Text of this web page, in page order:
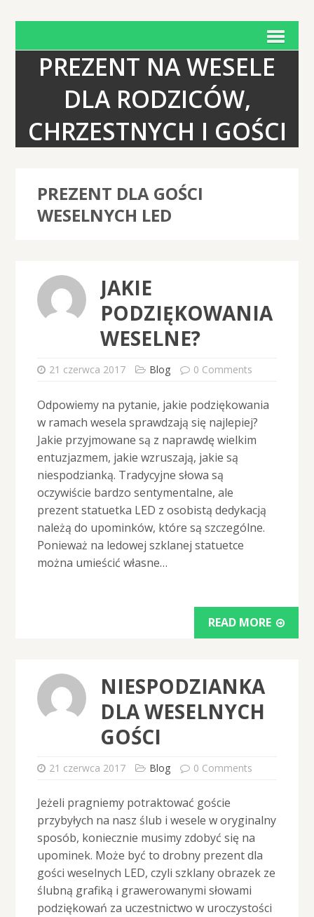
PREZENT NA WESELE
DLA RODZICÓW,
CHRZESTNYCH I GOŚCI
PREZENT DLA GOŚCI
WESELNYCH LED
JAKIE
PODZIĘKOWANIA
WESELNE?
21 czerwca 2017 Blog 0 Comments
Odpowiemy na pytanie, jakie podziękowania
w ramach wesela sprawdzają się najlepiej?
Jakie przyjmowane są z naprawdę wielkim
entuzjazmem, jakie wzruszają, jakie są
niespodzianką. Tradycyjne słowa są
oczywiście bardzo sentymentalne, ale
prezent statuetka LED z osobistą dedykacją
należą do upominków, które są szczególne.
Ponieważ na ledowej szklanej statuetce
można umieścić własne…
READ MORE
NIESPODZIANKA
DLA WESELNYCH
GOŚCI
21 czerwca 2017 Blog 0 Comments
Jeżeli pragniemy potraktować goście
przybyłych na nasz ślub i wesele w oryginalny
sposób, koniecznie musimy zdobyć się na
upominek. Może być to drobny prezent dla
gości weselnych LED, czyli szklany obrazek ze
ślubną grafiką i grawerowanymi słowami
podziękowań za uczestnictwo w uroczystości